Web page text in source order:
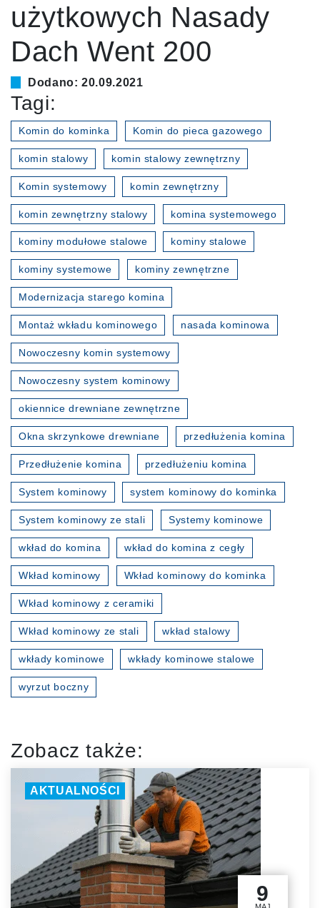
użytkowych Nasady
Dach Went 200
Dodano: 20.09.2021
Tagi:
Komin do kominka Komin do pieca gazowego
komin stalowy komin stalowy zewnętrzny
Komin systemowy komin zewnętrzny
komin zewnętrzny stalowy komina systemowego
kominy modułowe stalowe kominy stalowe
kominy systemowe kominy zewnętrzne
Modernizacja starego komina
Montaż wkładu kominowego nasada kominowa
Nowoczesny komin systemowy
Nowoczesny system kominowy
okiennice drewniane zewnętrzne
Okna skrzynkowe drewniane przedłużenia komina
Przedłużenie komina przedłużeniu komina
System kominowy system kominowy do kominka
System kominowy ze stali Systemy kominowe
wkład do komina wkład do komina z cegły
Wkład kominowy Wkład kominowy do kominka
Wkład kominowy z ceramiki
Wkład kominowy ze stali wkład stalowy
wkłady kominowe wkłady kominowe stalowe
wyrzut boczny
Zobacz także:
AKTUALNOŚCI
9